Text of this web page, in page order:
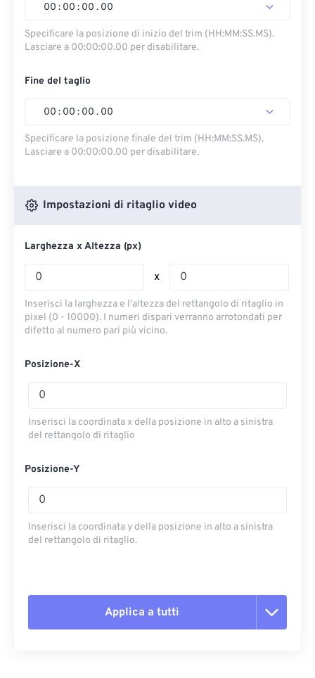
00 : 00 : 00 . 00
Specificare la posizione di inizio del trim (HH:MM:SS.MS).
Lasciare a 00:00:00.00 per disabilitare.
Fine del taglio
00 : 00 : 00 . 00
Specificare la posizione finale del trim (HH:MM:SS.MS).
Lasciare a 00:00:00.00 per disabilitare.
Impostazioni di ritaglio video
Larghezza x Altezza (px)
x
Inserisci la larghezza e l'altezza del rettangolo di ritaglio in
pixel (0 - 10000). I numeri dispari verranno arrotondati per
difetto al numero pari più vicino.
Posizione-X
Inserisci la coordinata x della posizione in alto a sinistra
del rettangolo di ritaglio
Posizione-Y
Inserisci la coordinata y della posizione in alto a sinistra
del rettangolo di ritaglio.
Applica a tutti